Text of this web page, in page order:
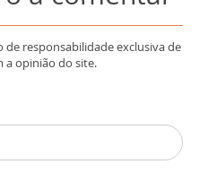
de responsabilidade exclusiva de
a opinião do site.